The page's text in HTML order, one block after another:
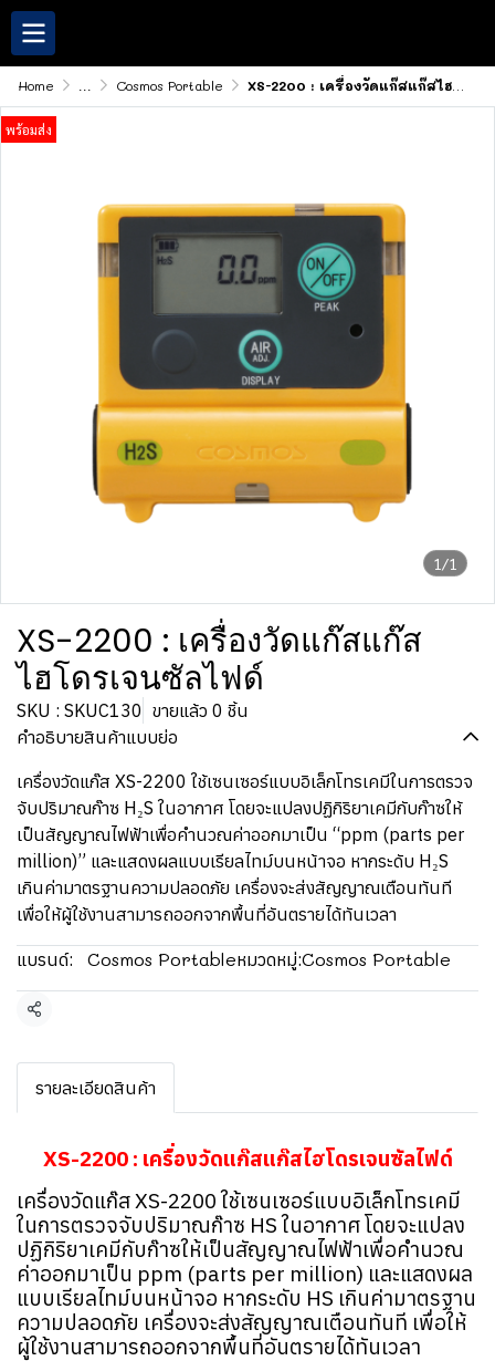
Home Cosmos Portable XS-2200 : เครื่องวัดแก๊สแก๊สไฮโดรเจนซัลไฟด์
1/1
พร้อมส่ง
XS-2200 : เครื่องวัดแก๊สแก๊ส
ไฮโดรเจนซัลไฟด์
SKU : SKUC130 ขายแล้ว 0 ชิ้น
คำอธิบายสินค้าแบบย่อ
เครื่องวัดแก๊ส XS-2200 ใช้เซนเซอร์แบบอิเล็กโทรเคมีในการตรวจ
จับปริมาณก๊าซ H₂S ในอากาศ โดยจะแปลงปฏิกิริยาเคมีกับก๊าซให้
เป็นสัญญาณไฟฟ้าเพื่อคำนวณค่าออกมาเป็น “ppm (parts per
million)” และแสดงผลแบบเรียลไทม์บนหน้าจอ หากระดับ H₂S
เกินค่ามาตรฐานความปลอดภัย เครื่องจะส่งสัญญาณเตือนทันที
เพื่อให้ผู้ใช้งานสามารถออกจากพื้นที่อันตรายได้ทันเวลา
แบรนด์: Cosmos Portableหมวดหมู่:Cosmos Portable
แชร์
รายละเอียดสินค้า
XS-2200 : เครื่องวัดแก๊สแก๊สไฮโดรเจนซัลไฟด์
เครื่องวัดแก๊ส XS-2200 ใช้เซนเซอร์แบบอิเล็กโทรเคมี
ในการตรวจจับปริมาณก๊าซ HS ในอากาศ โดยจะแปลง
ปฏิกิริยาเคมีกับก๊าซให้เป็นสัญญาณไฟฟ้าเพื่อคำนวณ
ค่าออกมาเป็น ppm (parts per million) และแสดงผล
แบบเรียลไทม์บนหน้าจอ หากระดับ HS เกินค่ามาตรฐาน
ความปลอดภัย เครื่องจะส่งสัญญาณเตือนทันที เพื่อให้
ผู้ใช้งานสามารถออกจากพื้นที่อันตรายได้ทันเวลา